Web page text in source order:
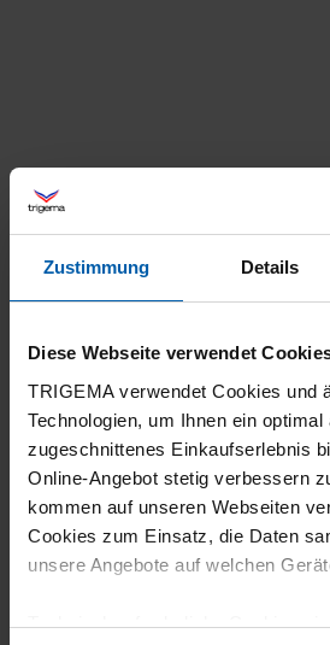
Zustimmung Details
Diese Webseite verwendet
TRIGEMA verwendet Cookies und
Technologien, um Ihnen ein optimal
zugeschnittenes Einkaufserlebnis
Online-Angebot stetig verbessern
kommen auf unseren Webseiten
Cookies zum Einsatz, die Daten
unsere Angebote auf welchen
Technisch erforderliche Cookies
+8
Polo Neck Shirt
from 43,20 €